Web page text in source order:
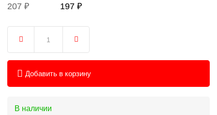
207 ₽ 197 ₽
Добавить в корзину
В наличии